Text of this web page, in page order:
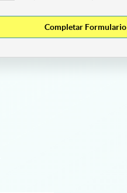
Completar Formulario